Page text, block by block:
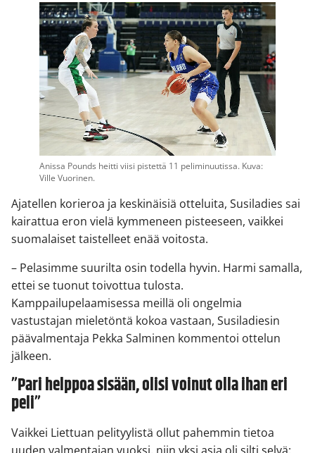
Anissa Pounds heitti viisi pistettä 11 peliminuutissa. Kuva:
Ville Vuorinen.
Ajatellen korieroa ja keskinäisiä otteluita, Susiladies sai
kairattua eron vielä kymmeneen pisteeseen, vaikkei
suomalaiset taistelleet enää voitosta.
– Pelasimme suurilta osin todella hyvin. Harmi samalla,
ettei se tuonut toivottua tulosta.
Kamppailupelaamisessa meillä oli ongelmia
vastustajan mieletöntä kokoa vastaan, Susiladiesin
päävalmentaja Pekka Salminen kommentoi ottelun
jälkeen.
”Pari helppoa sisään, olisi voinut olla ihan eri
peli”
Vaikkei Liettuan pelityylistä ollut pahemmin tietoa
uuden valmentajan vuoksi, niin yksi asia oli silti selvä: